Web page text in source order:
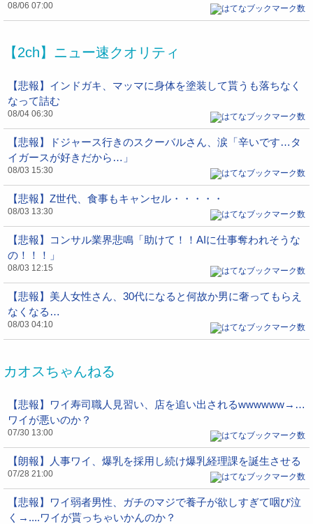
08/06 07:00
【2ch】ニュー速クオリティ
【悲報】インドガキ、マッマに身体を塗装して貰うも落ちなく
なって詰む
08/04 06:30
【悲報】ドジャース行きのスクーバルさん、涙「辛いです…タ
イガースが好きだから…」
08/03 15:30
【悲報】Z世代、食事もキャンセル・・・・・
08/03 13:30
【悲報】コンサル業界悲鳴「助けて！！AIに仕事奪われそうな
の！！！」
08/03 12:15
【悲報】美人女性さん、30代になると何故か男に奢ってもらえ
なくなる…
08/03 04:10
カオスちゃんねる
【悲報】ワイ寿司職人見習い、店を追い出されるwwwwww→…
ワイが悪いのか？
07/30 13:00
【朗報】人事ワイ、爆乳を採用し続け爆乳経理課を誕生させる
07/28 21:00
【悲報】ワイ弱者男性、ガチのマジで養子が欲しすぎて咽び泣
く→....ワイが貰っちゃいかんのか？